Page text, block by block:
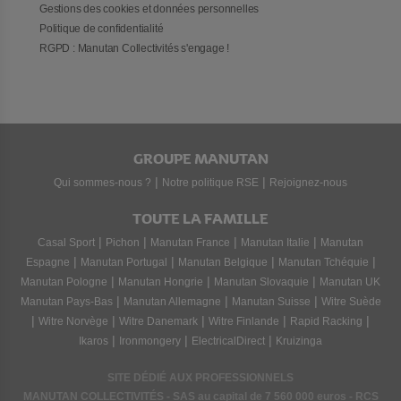
Gestions des cookies et données personnelles
Politique de confidentialité
RGPD : Manutan Collectivités s'engage !
GROUPE MANUTAN
Qui sommes-nous ? | Notre politique RSE | Rejoignez-nous
TOUTE LA FAMILLE
Casal Sport | Pichon | Manutan France | Manutan Italie | Manutan
Espagne | Manutan Portugal | Manutan Belgique | Manutan Tchéquie |
Manutan Pologne | Manutan Hongrie | Manutan Slovaquie | Manutan UK
Manutan Pays-Bas | Manutan Allemagne | Manutan Suisse | Witre Suède
| Witre Norvège | Witre Danemark | Witre Finlande | Rapid Racking |
Ikaros | Ironmongery | ElectricalDirect | Kruizinga
SITE DÉDIÉ AUX PROFESSIONNELS
MANUTAN COLLECTIVITÉS - SAS au capital de 7 560 000 euros - RCS